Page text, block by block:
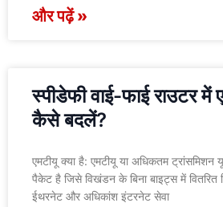
और पढ़ें »
स्पीडेफी वाई-फाई राउटर में
कैसे बदलें?
एमटीयू क्या है: एमटीयू या अधिकतम
पैकेट है जिसे विखंडन के बिना बाइट्स में वितरित
ईथरनेट और अधिकांश इंटरनेट सेवा